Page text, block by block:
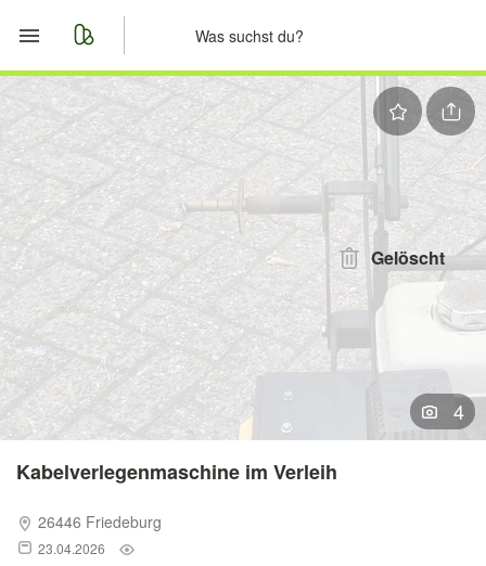
Start
Merkliste
Nachrichten
Anzeige aufgeben
Gelöscht
4
Kabelverlegenmaschine im Verleih
26446 Friedeburg
23.04.2026